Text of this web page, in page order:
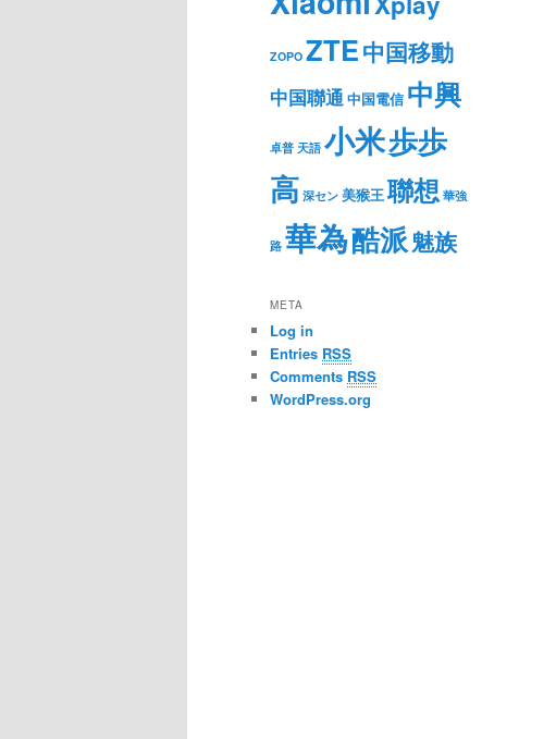
ZOPO ZTE中国移動
中国聯通 中国電信 中興
卓普 天語 小米歩歩
高 深セン 美猴王聯想 華強
路 華為酷派魅族
META
Log in
Entries RSS
Comments RSS
WordPress.org